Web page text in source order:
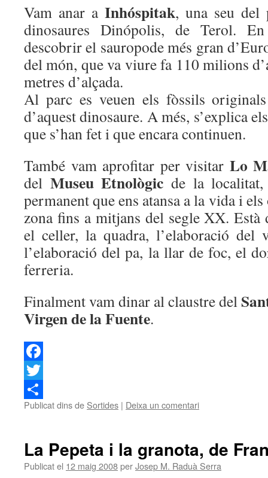
Vam anar a Inhóspitak, una seu del
dinosaures Dinópolis, de Terol.
descobrir el sauropode més gran
del món, que va viure fa 110 milions
metres d’alçada.
Al parc es veuen els fòssils
d’aquest dinosaure. A més, s’explica
que s’han fet i que encara continuen.
També vam aprofitar per visitar Lo
del Museu Etnològic de la
permanent que ens atansa a la vida i
zona fins a mitjans del segle XX.
el celler, la quadra, l’elaboració
l’elaboració del pa, la llar de foc, el
ferreria.
Finalment vam dinar al claustre del
Virgen de la Fuente.
Facebook
Twitter
Comparteix
Publicat dins de Sortides | Deixa un comentari
La Pepeta i la granota, de
Publicat el 12 maig 2008perJosep M. Raduà Serra